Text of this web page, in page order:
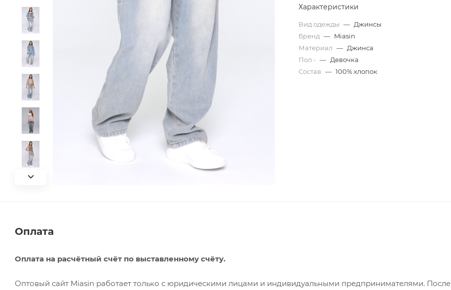
Характеристики
Вид одежды — Джинсы
Бренд — Miasin
Материал — Джинса
Пол - — Девочка
Состав — 100% хлопок
Оплата
Оплата на расчётный счёт по выставленному счёту.
Оптовый сайт Miasin работает только с юридическими лицами и индивидуальными предпринимателями. После